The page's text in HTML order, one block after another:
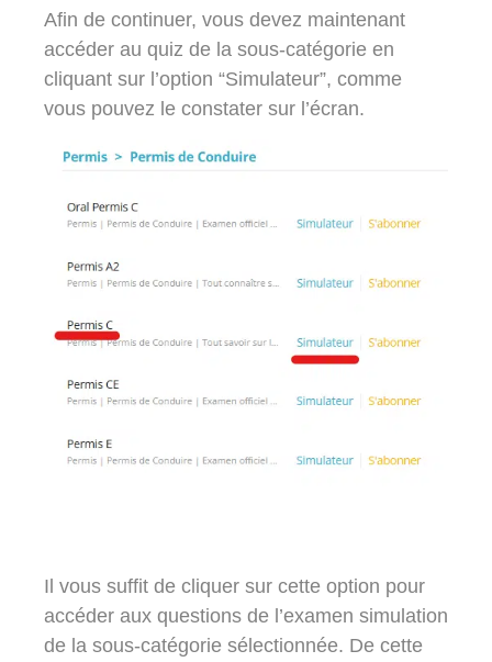
Afin de continuer, vous devez maintenant
accéder au quiz de la sous-catégorie en
cliquant sur l’option “Simulateur”, comme
vous pouvez le constater sur l’écran.
Il vous suffit de cliquer sur cette option pour
accéder aux questions de l’examen simulation
de la sous-catégorie sélectionnée. De cette